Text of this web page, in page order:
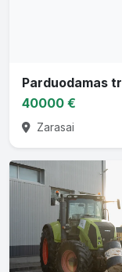
40000 €
Zarasai